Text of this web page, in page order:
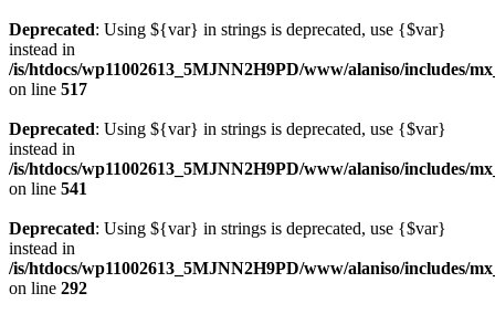
Deprecated: Using ${var} in strings is deprecated, use {$var}
instead in
/is/htdocs/wp11002613_5MJNN2H9PD/www/alaniso/includes/
on line 517
Deprecated: Using ${var} in strings is deprecated, use {$var}
instead in
/is/htdocs/wp11002613_5MJNN2H9PD/www/alaniso/includes/
on line 541
Deprecated: Using ${var} in strings is deprecated, use {$var}
instead in
/is/htdocs/wp11002613_5MJNN2H9PD/www/alaniso/includes/
on line 292